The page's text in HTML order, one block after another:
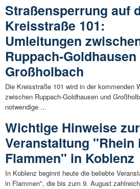
Straßensperrung auf
Kreisstraße 101:
Umleitungen
Ruppach-
Großholbach
Die Kreisstraße 101 wird in der kommenden
zwischen Ruppach-Goldhausen und
notwendige ...
Wichtige Hinweise zur
Veranstaltung "Rhein
Flammen" in Koblenz
In Koblenz beginnt heute die beliebte
in Flammen", die bis zum 9. August